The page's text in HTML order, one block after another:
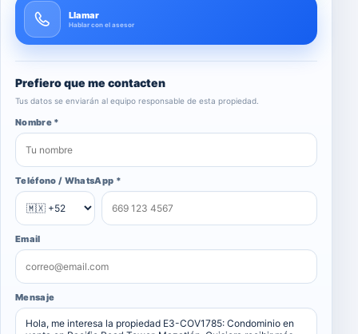
Llamar
Hablar con el asesor
Prefiero que me contacten
Tus datos se enviarán al equipo responsable de esta propiedad.
Nombre *
Teléfono / WhatsApp *
Email
Mensaje